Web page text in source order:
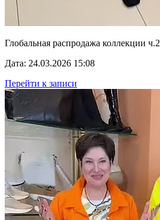
Глобальная распродажа коллекции ч.2
Дата: 24.03.2026 15:08
Перейти к записи